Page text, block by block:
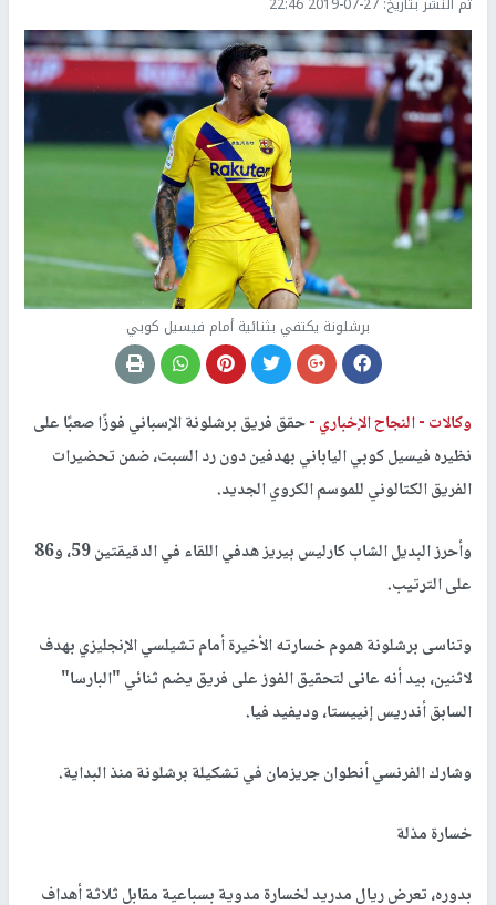
برشلونة يكتفي بثنائية أمام فيسيل كوبي
وكالات -النجاح الإخباري -حقق فريق برشلونة الإسباني فوزًا صعبًا على
نظيره فيسيل كوبي الياباني بهدفين دون رد السبت، ضمن تحضيرات
الفريق الكتالوني للموسم الكروي الجديد.
وأحرز البديل الشاب كارليس بيريز هدفي اللقاء في الدقيقتين 59، و86
على الترتيب.
وتناسى برشلونة هموم خسارته الأخيرة أمام تشيلسي الإنجليزي بهدف
لاثنين، بيد أنه عانى لتحقيق الفوز على فريق يضم ثنائي "البارسا"
السابق أندريس إنييستا، وديفيد فيا.
وشارك الفرنسي أنطوان جريزمان في تشكيلة برشلونة منذ البداية.
خسارة مذلة
بدوره، تعرض ريال مدريد لخسارة مدوية بسباعية مقابل ثلاثة أهداف